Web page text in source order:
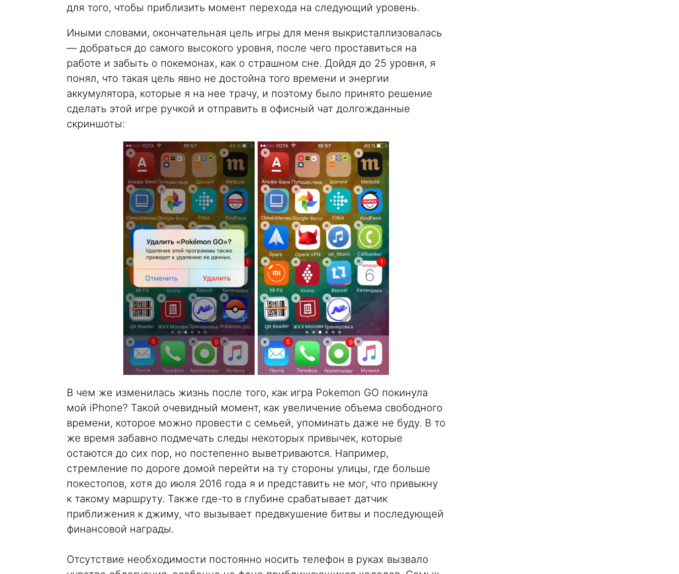
для того, чтобы приблизить момент перехода на следующий уровень.
Иными словами, окончательная цель игры для меня выкристаллизовалась
— добраться до самого высокого уровня, после чего проставиться на
работе и забыть о покемонах, как о страшном сне. Дойдя до 25 уровня, я
понял, что такая цель явно не достойна того времени и энергии
аккумулятора, которые я на нее трачу, и поэтому было принято решение
сделать этой игре ручкой и отправить в офисный чат долгожданные
скриншоты:
В чем же изменилась жизнь после того, как игра Pokemon GO покинула
мой iPhone? Такой очевидный момент, как увеличение объема свободного
времени, которое можно провести с семьей, упоминать даже не буду. В то
же время забавно подмечать следы некоторых привычек, которые
остаются до сих пор, но постепенно выветриваются. Например,
стремление по дороге домой перейти на ту стороны улицы, где больше
покестопов, хотя до июля 2016 года я и представить не мог, что привыкну
к такому маршруту. Также где-то в глубине срабатывает датчик
приближения к джиму, что вызывает предвкушение битвы и последующей
финансовой награды.
Отсутствие необходимости постоянно носить телефон в руках вызвало